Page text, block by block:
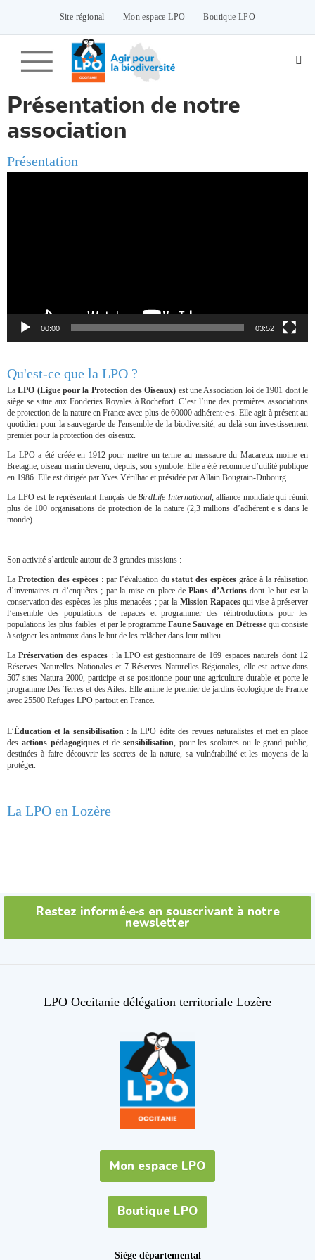
contenu
Site régional Mon espace LPO Boutique LPO
Présentation de notre
association
Présentation
00:00 03:52
Qu'est-ce que la LPO ?
LaLPO (Ligue pour la Protection des Oiseaux) est une Association loi de 1901 dont le
siège se situe aux Fonderies Royales à Rochefort. C’est l’une des premières associations
de protection de la nature en France avec plus de 60000 adhérent·e·s. Elle agit à présent au
quotidien pour la sauvegarde de l'ensemble de la biodiversité, au delà son investissement
premier pour la protection des oiseaux.
La LPO a été créée en 1912 pour mettre un terme au massacre du Macareux moine en
Bretagne, oiseau marin devenu, depuis, son symbole. Elle a été reconnue d’utilité publique
en 1986. Elle est dirigée par Yves Vérilhac et présidée par Allain Bougrain-Dubourg.
La LPO est le représentant français de BirdLife International, alliance mondiale qui réunit
plus de 100 organisations de protection de la nature (2,3 millions d’adhérent·e·s dans le
monde).
Son activité s’articule autour de 3 grandes missions :
La Protection des espèces: par l’évaluation dustatut des espèces grâce à la réalisation
d’inventaires et d’enquêtes ; par la mise en place dePlans d’Actionsdont le but est la
conservation des espèces les plus menacées ; par la Mission Rapacesqui vise à préserver
l’ensemble des populations de rapaces et programmer des réintroductions pour les
populations les plus faibles et par le programmeFaune Sauvage en Détressequi consiste
à soigner les animaux dans le but de les relâcher dans leur milieu.
LaPréservation des espaces : la LPO est gestionnaire de 169 espaces naturels dont 12
Réserves Naturelles Nationales et 7 Réserves Naturelles Régionales, elle est active dans
507 sites Natura 2000, participe et se positionne pour une agriculture durable et porte le
programme Des Terres et des Ailes. Elle anime le premier de jardins écologique de France
avec 25500 Refuges LPO partout en France.
L’Éducation et la sensibilisation : la LPO édite des revues naturalistes et met en place
des actions pédagogiqueset de sensibilisation, pour les scolaires ou le grand public,
destinées à faire découvrir les secrets de la nature, sa vulnérabilité et les moyens de la
protéger.
La LPO en Lozère
Restez informé·e·s en souscrivant à notre
newsletter
LPO Occitanie délégation territoriale Lozère
Mon espace LPO
Boutique LPO
Siège départemental